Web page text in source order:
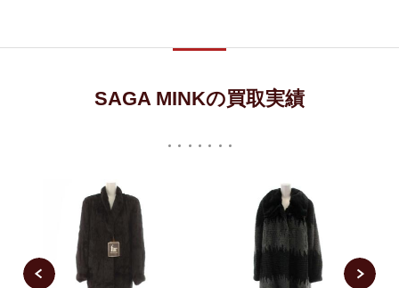
SAGA MINKの買取実績